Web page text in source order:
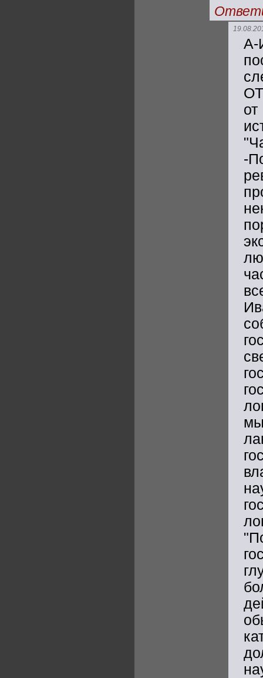
А-
-